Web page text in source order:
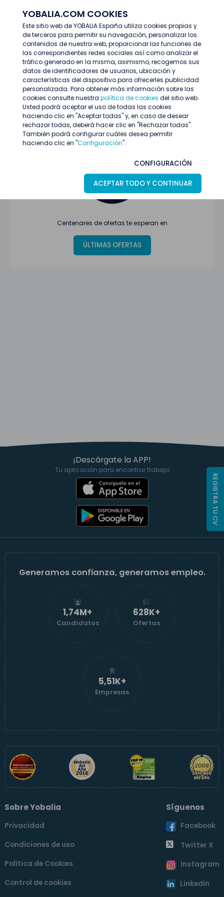
YOBALIA.COM COOKIES
Este sitio web de YOBALIA España utiliza cookies propias y
de terceros para permitir su navegación, personalizar los
contenidos de nuestra web, proporcionar las funciones de
las correspondientes redes sociales así como analizar el
tráfico generado en la misma, asimismo, recogemos sus
datos de identificadores de usuarios, ubicación y
características del dispositivo para ofrecerles publicidad
personalizada. Para obtener más información sobre las
cookies consulte nuestra política de cookies del sitio web.
Usted podrá aceptar el uso de todas las cookies
haciendo clic en "Aceptar todas" y, en caso de desear
rechazar todas, deberá hacer clic en "Rechazar todas".
También podrá configurar cuáles desea permitir
haciendo clic en "Configuración".
CONFIGURACIÓN
ACEPTAR TODO Y CONTINUAR
Últimas ofertas
Oferta no encontrada o ha finalizado su
proceso de selección
Centenares de ofertas te esperan en
ÚLTIMAS OFERTAS
¡Descárgate la APP!
Tu aplicación para encontrar trabajo
Generamos confianza, generamos empleo.
1,74M+
Candidatos
629K+
Ofertas
5,51K+
Empresas
Sobre Yobalia
Privacidad
Condiciones de uso
Política de Cookies
Control de cookies
Síguenos
Facebook
Twitter X
Instagram
LinkedIn
REGISTRA TU CV